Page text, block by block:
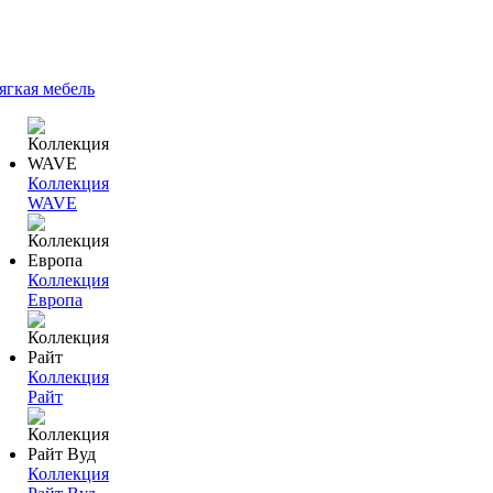
мебель
Коллекция
WAVE
Коллекция
Европа
Коллекция
Райт
Коллекция